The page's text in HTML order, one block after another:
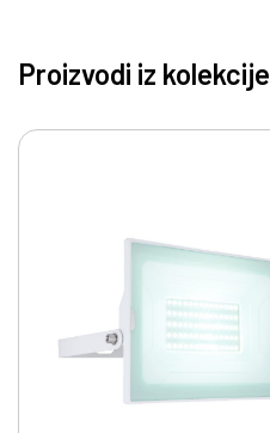
Proizvodi iz kolekcije